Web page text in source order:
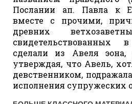
Послании ап. Павла к
вместе с прочими,
древних
свидетельствованных
сделали из Авеля эона,
утверждая, что Авель,
девственником,
исполнения супружеских